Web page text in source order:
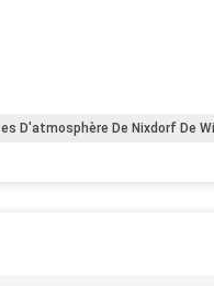
D'atmosphère De Nixdorf De